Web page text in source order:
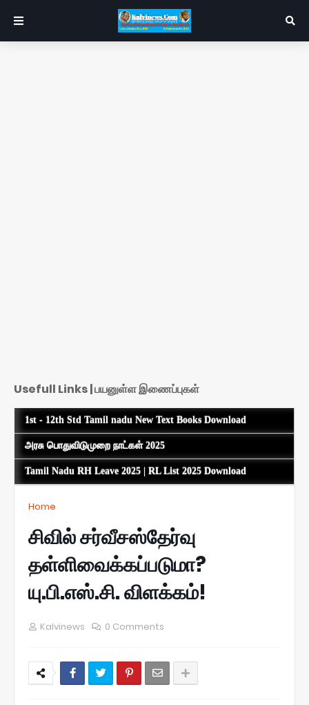
Usefull Links | பயனுள்ள இணைப்புகள்
1st - 12th Std Tamil nadu New Text Books Download
அரசு பொதுவிடுமுறை நாட்கள் 2025
Tamil Nadu RH Leave 2025 | RL List 2025 Download
Home
சிவில் சர்வீசஸ்தேர்வு
தள்ளிவைக்கப்படுமா?
யு.பி.எஸ்.சி. விளக்கம்!
Kalvinews 0 Comments